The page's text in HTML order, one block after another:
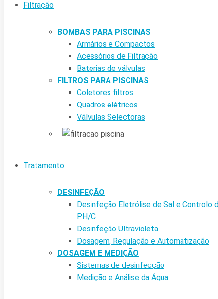
Filtração
BOMBAS PARA PISCINAS
Armários e Compactos
Acessórios de Filtração
Baterias de válvulas
FILTROS PARA PISCINAS
Coletores filtros
Quadros elétricos
Válvulas Selectoras
Tratamento
DESINFEÇÃO
Desinfeção Eletrólise de Sal e Controlo
PH/C
Desinfeção Ultravioleta
Dosagem, Regulação e Automatização
DOSAGEM E MEDIÇÃO
Sistemas de desinfecção
Medição e Análise da Água